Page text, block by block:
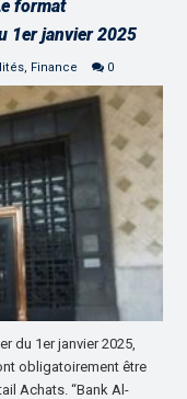
format
1er janvier 2025
, Finance 0
du 1er janvier 2025,
obligatoirement être
Achats. “Bank Al-